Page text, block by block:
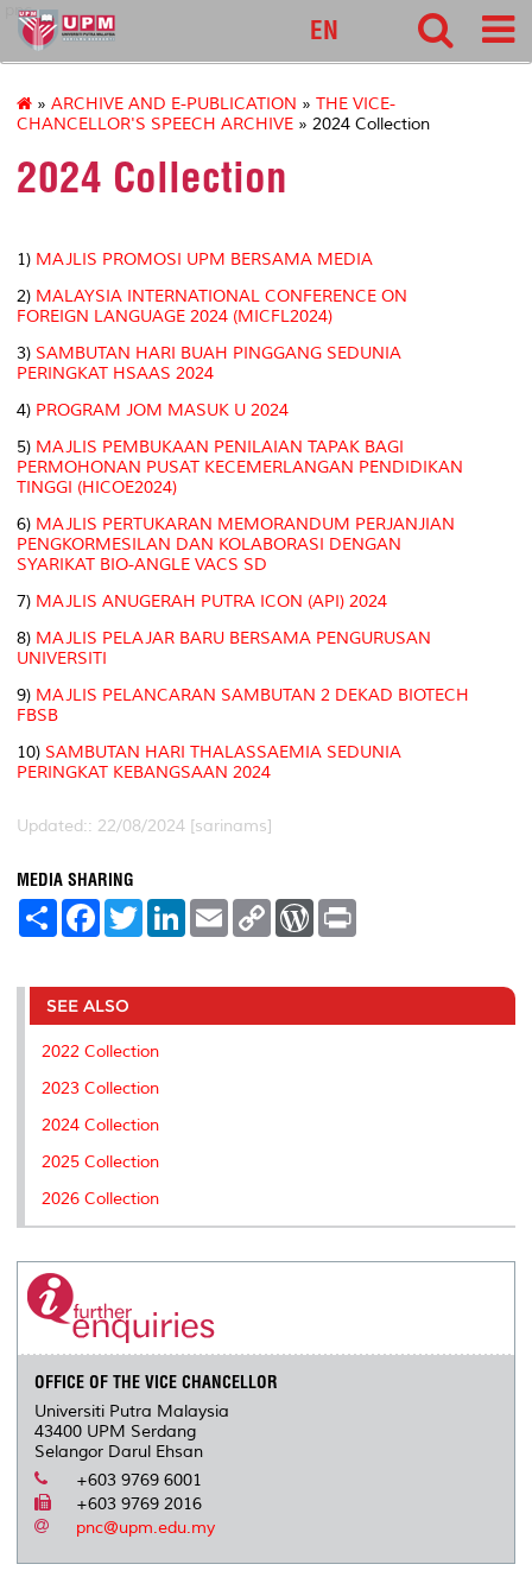
pnc
EN
» ARCHIVE AND E-PUBLICATION » THE VICE-
CHANCELLOR'S SPEECH ARCHIVE » 2024 Collection
2024 Collection
1) MAJLIS PROMOSI UPM BERSAMA MEDIA
2) MALAYSIA INTERNATIONAL CONFERENCE ON
FOREIGN LANGUAGE 2024 (MICFL2024)
3) SAMBUTAN HARI BUAH PINGGANG SEDUNIA
PERINGKAT HSAAS 2024
4) PROGRAM JOM MASUK U 2024
5) MAJLIS PEMBUKAAN PENILAIAN TAPAK BAGI
PERMOHONAN PUSAT KECEMERLANGAN PENDIDIKAN
TINGGI (HICOE2024)
6) MAJLIS PERTUKARAN MEMORANDUM PERJANJIAN
PENGKORMESILAN DAN KOLABORASI DENGAN
SYARIKAT BIO-ANGLE VACS SD
7) MAJLIS ANUGERAH PUTRA ICON (API) 2024
8) MAJLIS PELAJAR BARU BERSAMA PENGURUSAN
UNIVERSITI
9) MAJLIS PELANCARAN SAMBUTAN 2 DEKAD BIOTECH
FBSB
10) SAMBUTAN HARI THALASSAEMIA SEDUNIA
PERINGKAT KEBANGSAAN 2024
Updated:: 22/08/2024 [sarinams]
MEDIA SHARING
S
e
F
a
b
o
o
k
T
w
t
r
L
e
I
E
m
l
C
L
n
W
P
e
t
SEE ALSO
2022 Collection
2023 Collection
2024 Collection
2025 Collection
2026 Collection
OFFICE OF THE VICE CHANCELLOR
Universiti Putra Malaysia
43400 UPM Serdang
Selangor Darul Ehsan
+603 9769 6001
+603 9769 2016
pnc@upm.edu.my